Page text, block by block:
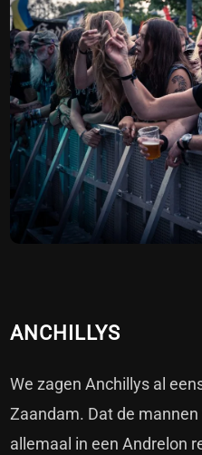
ANCHILLYS
We zagen Anchillys al
Zaandam. Dat de
allemaal in een Andrelon